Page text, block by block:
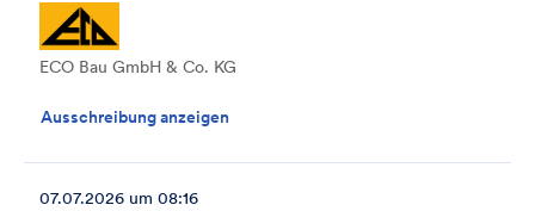
ECO Bau GmbH & Co. KG
Ausschreibung anzeigen
07.07.2026 um 08:16